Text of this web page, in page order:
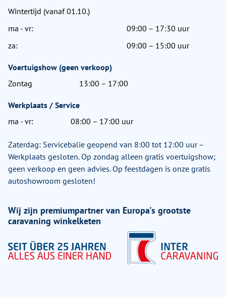
Wintertijd (vanaf 01.10.)
ma - vr:
09:00 – 17:30 uur
za:
09:00 – 15:00 uur
Voertuigshow (geen verkoop)
Zontag
13:00 – 17:00
Werkplaats / Service
ma - vr:
08:00 – 17:00 uur
Zaterdag: Servicebalie geopend van 8:00 tot 12:00 uur –
Werkplaats gesloten. Op zondag alleen gratis voertuigshow;
geen verkoop en geen advies. Op feestdagen is onze gratis
autoshowroom gesloten!
Wij zijn premiumpartner van Europa's grootste
caravaning winkelketen